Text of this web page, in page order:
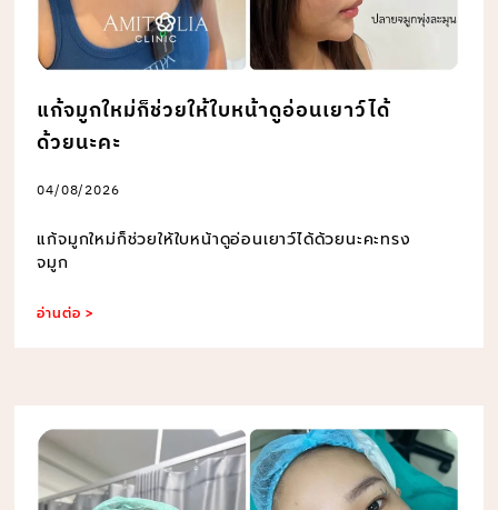
แก้จมูกใหม่ก็ช่วยให้ใบหน้าดูอ่อนเยาว์ได้
ด้วยนะคะ
04/08/2026
แก้จมูกใหม่ก็ช่วยให้ใบหน้าดูอ่อนเยาว์ได้ด้วยนะคะทรง
จมูก
อ่านต่อ >